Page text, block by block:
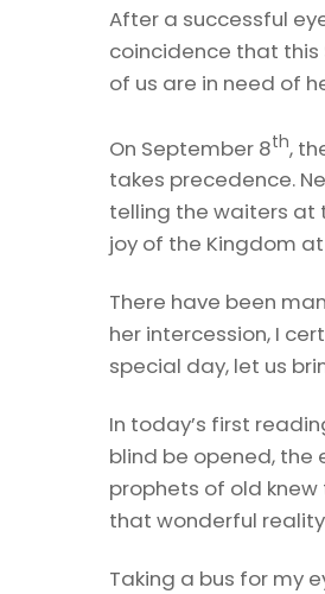
After a successful
coincidence that this
of us are in need of
On September 8th,
takes precedence.
telling the waiters at
joy of the Kingdom
There have been
her intercession, I
special day, let us
In today’s first
blind be opened, the
prophets of old
that wonderful
Taking a bus for my